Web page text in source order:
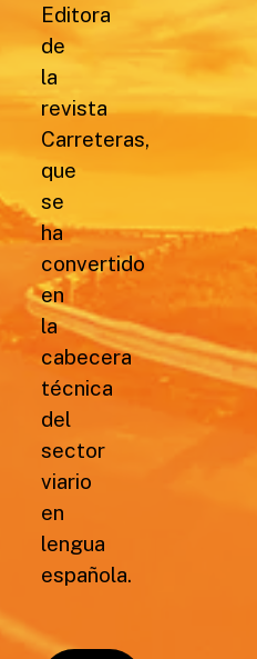
Editora
de
la
revista
Carreteras,
que
se
ha
convertido
en
la
cabecera
técnica
del
sector
viario
en
lengua
española.